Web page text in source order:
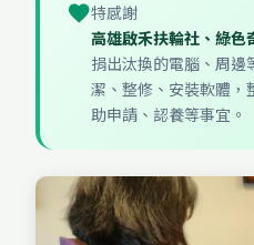
favorite特感謝
高雄啟禾扶輪社、綠色
捐出汰換的電腦、周邊
潔、整修、安裝軟體，
助申請、認養等事宜。